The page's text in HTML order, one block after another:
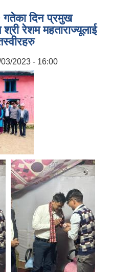
दिन प्रमुख
रेशम महताराज्यूलाई
2023 - 16:00